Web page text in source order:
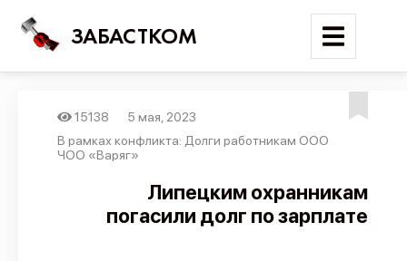
ЗАБАСТКОМ
Войти
Поиск
Новости
15138
5 мая, 2023
В рамках конфликта: Долги работникам ООО
ЧОО «Варяг»
Липецким охранникам
погасили долг по зарплате